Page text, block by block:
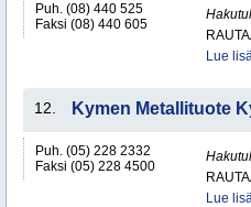
Puh. (08) 440 525
Faksi (08) 440 605
Lue
12. Kymen Metallituote
Puh. (05) 228 2332
Faksi (05) 228 4500
Lue